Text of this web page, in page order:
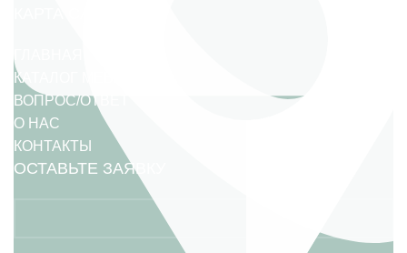
КАТАЛОГ МЕБЕЛИ
ВОПРОС/ОТВЕТ
О НАС
КОНТАКТЫ
ОСТАВЬТЕ ЗАЯВКУ